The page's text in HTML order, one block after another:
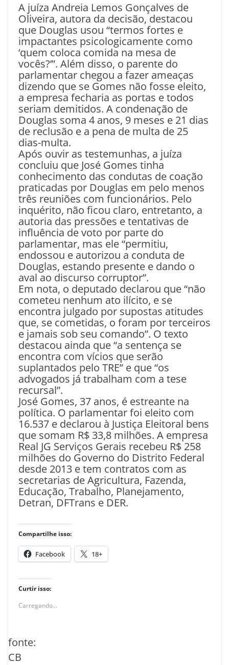
A juíza Andreia Lemos Gonçalves de
Oliveira, autora da decisão, destacou
que Douglas usou “termos fortes e
impactantes psicologicamente como
‘quem coloca comida na mesa de
vocês?’”. Além disso, o parente do
parlamentar chegou a fazer ameaças
dizendo que se Gomes não fosse eleito,
a empresa fecharia as portas e todos
seriam demitidos. A condenação de
Douglas soma 4 anos, 9 meses e 21 dias
de reclusão e a pena de multa de 25
dias-multa.
Após ouvir as testemunhas, a juíza
concluiu que José Gomes tinha
conhecimento das condutas de coação
praticadas por Douglas em pelo menos
três reuniões com funcionários. Pelo
inquérito, não ficou claro, entretanto, a
autoria das pressões e tentativas de
influência de voto por parte do
parlamentar, mas ele “permitiu,
endossou e autorizou a conduta de
Douglas, estando presente e dando o
aval ao discurso corruptor”.
Em nota, o deputado declarou que “não
cometeu nenhum ato ilícito, e se
encontra julgado por supostas atitudes
que, se cometidas, o foram por terceiros
e jamais sob seu comando”. O texto
destacou ainda que “a sentença se
encontra com vícios que serão
suplantados pelo TRE” e que “os
advogados já trabalham com a tese
recursal”.
José Gomes, 37 anos, é estreante na
política. O parlamentar foi eleito com
16.537 e declarou à Justiça Eleitoral bens
que somam R$ 33,8 milhões. A empresa
Real JG Serviços Gerais recebeu R$ 258
milhões do Governo do Distrito Federal
desde 2013 e tem contratos com as
secretarias de Agricultura, Fazenda,
Educação, Trabalho, Planejamento,
Detran, DFTrans e DER.
Compartilhe isso:
Facebook 18+
Curtir isso:
Carregando...
fonte:
CB